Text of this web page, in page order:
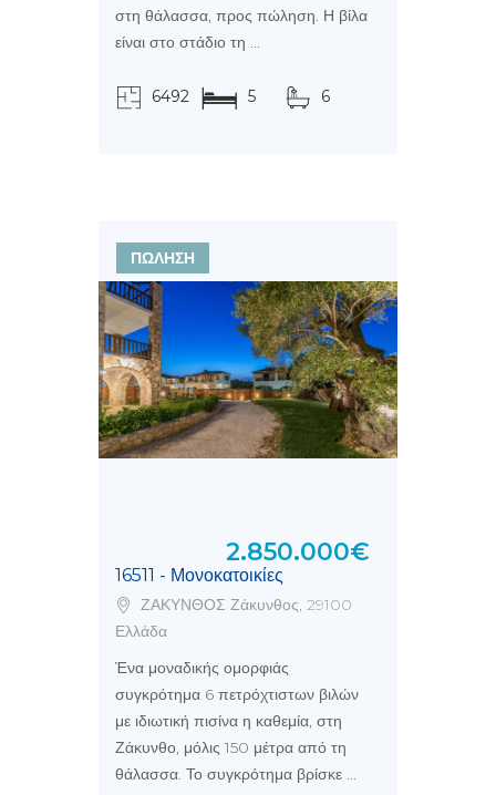
στη θάλασσα, προς πώληση. Η βίλα
είναι στο στάδιο τη ...
6492 5 6
ΠΩΛΗΣΗ
16511 - Μονοκατοικίες
2.850.000€
ΖΑΚΥΝΘΟΣ Ζάκυνθος, 29100
Ελλάδα
Ένα μοναδικής ομορφιάς
συγκρότημα 6 πετρόχτιστων βιλών
με ιδιωτική πισίνα η καθεμία, στη
Ζάκυνθο, μόλις 150 μέτρα από τη
θάλασσα. Το συγκρότημα βρίσκε ...